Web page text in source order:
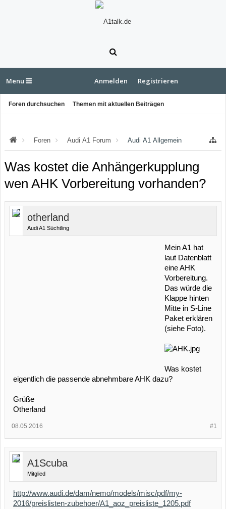
Menu
Foren durchsuchen Themen mit aktuellen Beiträgen
Anmelden Registrieren
Foren Audi A1 Forum Audi A1 Allgemein
Was kostet die Anhängerkupplung
wen AHK Vorbereitung vorhanden?
otherland
Audi A1 Süchtling
Mein A1 hat
laut Datenblatt
eine AHK
Vorbereitung.
Das würde die
Klappe hinten
Mitte in S-Line
Paket erklären
(siehe Foto).
Was kostet
eigentlich die passende abnehmbare AHK dazu?
Grüße
Otherland
#1
08.05.2016
A1Scuba
Mitglied
http://www.audi.de/dam/nemo/models/misc/pdf/my-
2016/preislisten-zubehoer/A1_aoz_preisliste_1205.pdf